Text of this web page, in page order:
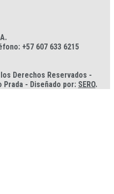
+57 607 633 6215
Derechos Reservados -
- Diseñado por: SERO.